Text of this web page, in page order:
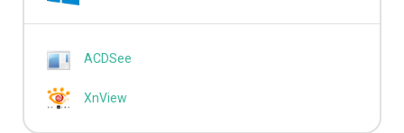
ACDSee
XnView